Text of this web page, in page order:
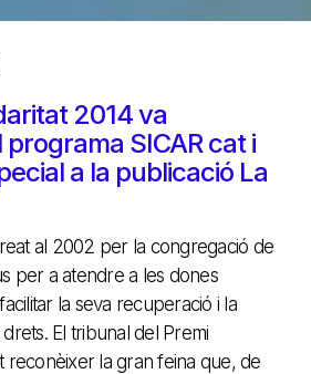
2014 va
SICAR cat i
a la publicació La
al 2002 per la congregació de
per a atendre a les dones
la seva recuperació i la
El tribunal del Premi
reconèixer la gran feina que, de